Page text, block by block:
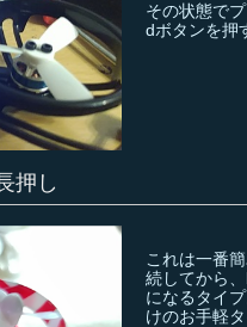
その状態で
dボタンを押
押し
これは一番
続してから
になるタイ
けのお手軽